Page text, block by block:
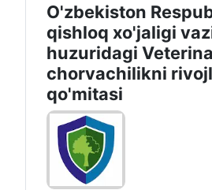
O'zbekiston
qishloq xo'jaligi
huzuridagi
chorvachilikni
qo'mitasi